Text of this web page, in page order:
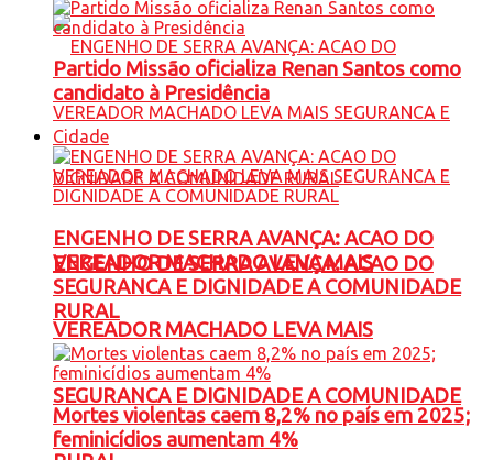
ENGENHO DE SERRA AVANÇA: ACAO DO
VEREADOR MACHADO LEVA MAIS
SEGURANCA E DIGNIDADE A COMUNIDADE
Partido Missão oficializa Renan Santos como
candidato à Presidência
Cidade
ENGENHO DE SERRA AVANÇA: ACAO DO
VEREADOR MACHADO LEVA MAIS
SEGURANCA E DIGNIDADE A COMUNIDADE
RURAL
Mortes violentas caem 8,2% no país em 2025;
feminicídios aumentam 4%